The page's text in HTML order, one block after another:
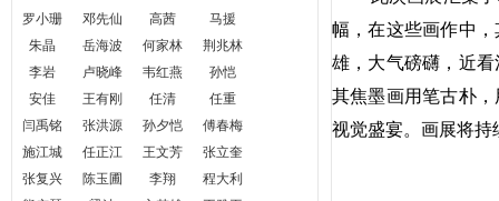
罗小珊
邓先仙 高茜
马援
朱晶
岳海波 何家林
荆兆林
李岩
卢晓峰 韦红燕
孙恺
安佳
王有刚 任清
任重
闫禹铭
张洪源 孙夕恺
傅春梅
施江城
任正江 王文芳
张立奎
张复兴
陈玉圃 李翔
程大利
幅，在这些画作中
雄，大气磅礴，近
其焦墨画用笔古朴
视觉盛宴。画展将